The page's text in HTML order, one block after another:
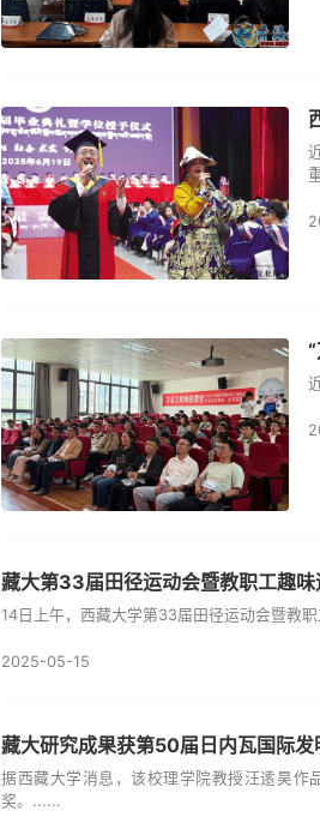
藏大第33届田径运动会暨教职工趣
14日上午，西藏大学第33届田径运动会暨教
2025-05-15
藏大研究成果获第50届日内瓦国际发
据西藏大学消息，该校理学院教授汪逺昊作
奖。......